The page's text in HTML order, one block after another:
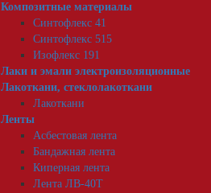
Композитные материалы
Синтофлекс 41
Синтофлекс 515
Изофлекс 191
Лаки и эмали электроизоляционные
Лакоткани, стеклолакоткани
Лакоткани
Ленты
Асбестовая лента
Бандажная лента
Киперная лента
Лента ЛВ-40Т